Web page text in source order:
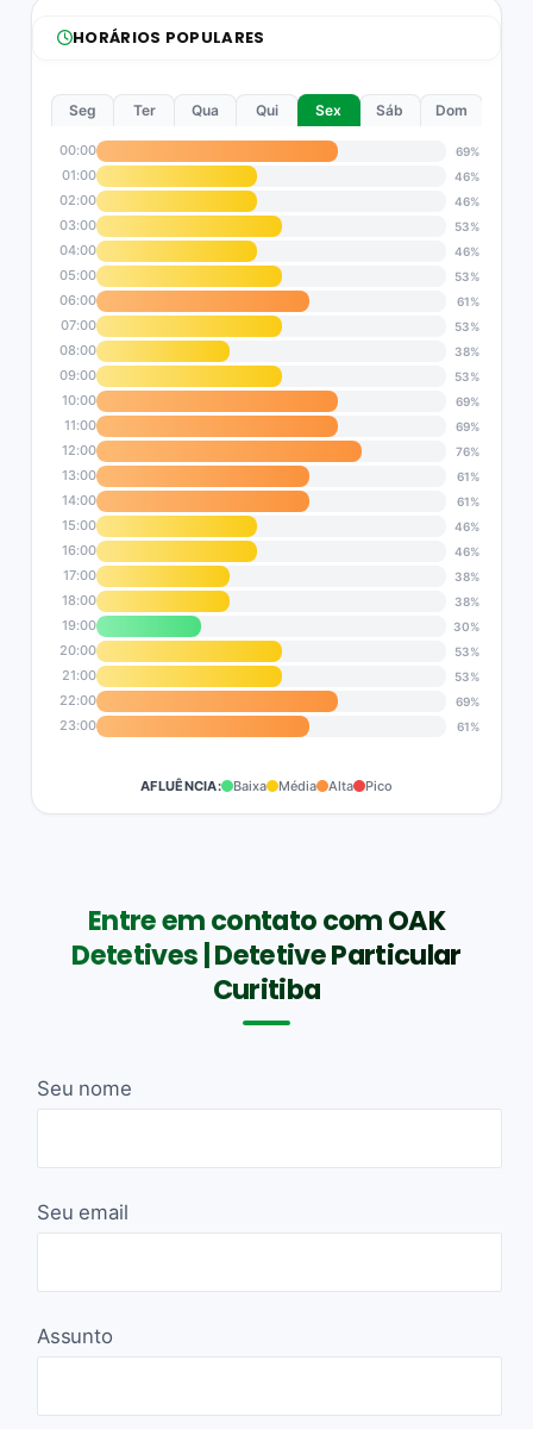
HORÁRIOS POPULARES
Seg Ter Qua Qui Sex Sáb Dom
00:00 69%
01:00 46%
02:00 46%
03:00 53%
04:00 46%
05:00 53%
06:00 61%
07:00 53%
08:00 38%
09:00 53%
10:00 69%
11:00 69%
12:00 76%
13:00 61%
14:00 61%
15:00 46%
16:00 46%
17:00 38%
18:00 38%
19:00 30%
20:00 53%
21:00 53%
22:00 69%
23:00 61%
AFLUÊNCIA: Baixa Média Alta Pico
Entre em contato com OAK
Detetives | Detetive Particular
Curitiba
Seu nome
Seu email
Assunto